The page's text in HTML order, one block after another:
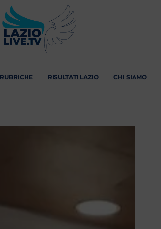
RUBRICHE RISULTATI LAZIO CHI SIAMO